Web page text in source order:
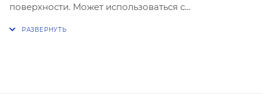
поверхности. Может использоваться с